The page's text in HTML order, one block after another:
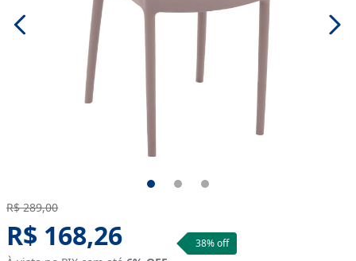
Original price:
R$ 289,00
Sale Price:
R$ 168,26 38% off